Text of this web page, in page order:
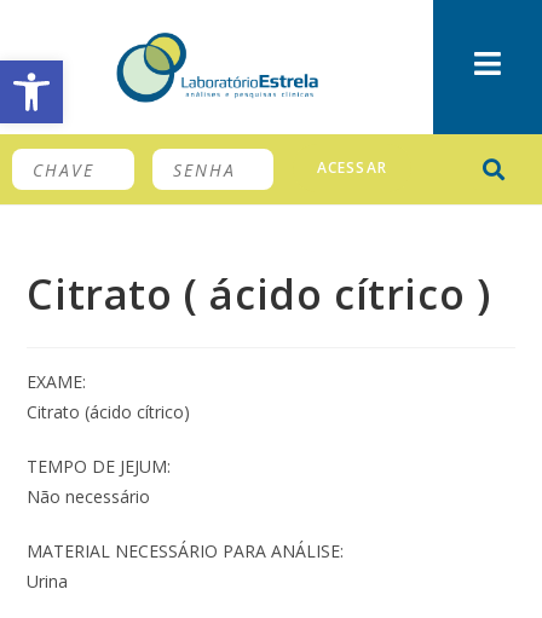
Barra de Ferramentas Aberta
ACESSAR
Citrato ( ácido cítrico )
EXAME:
Citrato (ácido cítrico)
TEMPO DE JEJUM:
Não necessário
MATERIAL NECESSÁRIO PARA ANÁLISE:
Urina